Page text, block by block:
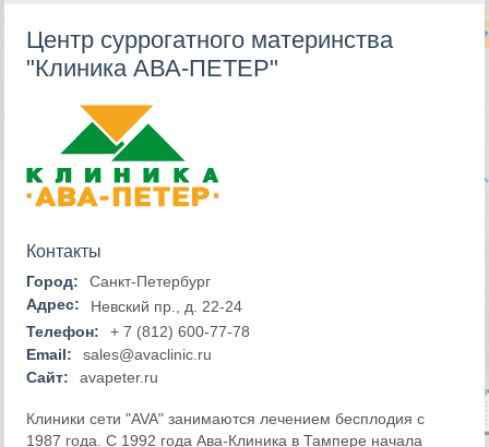
Центр суррогатного материнства
"Клиника АВА-ПЕТЕР"
Контакты
Город:
Санкт-Петербург
Адрес:
Невский пр., д. 22-24
Телефон:
+ 7 (812) 600-77-78
Email:
sales@avaclinic.ru
Сайт:
avapeter.ru
Клиники сети "AVA" занимаются лечением бесплодия с
1987 года. С 1992 года Ава-Клиника в Тампере начала